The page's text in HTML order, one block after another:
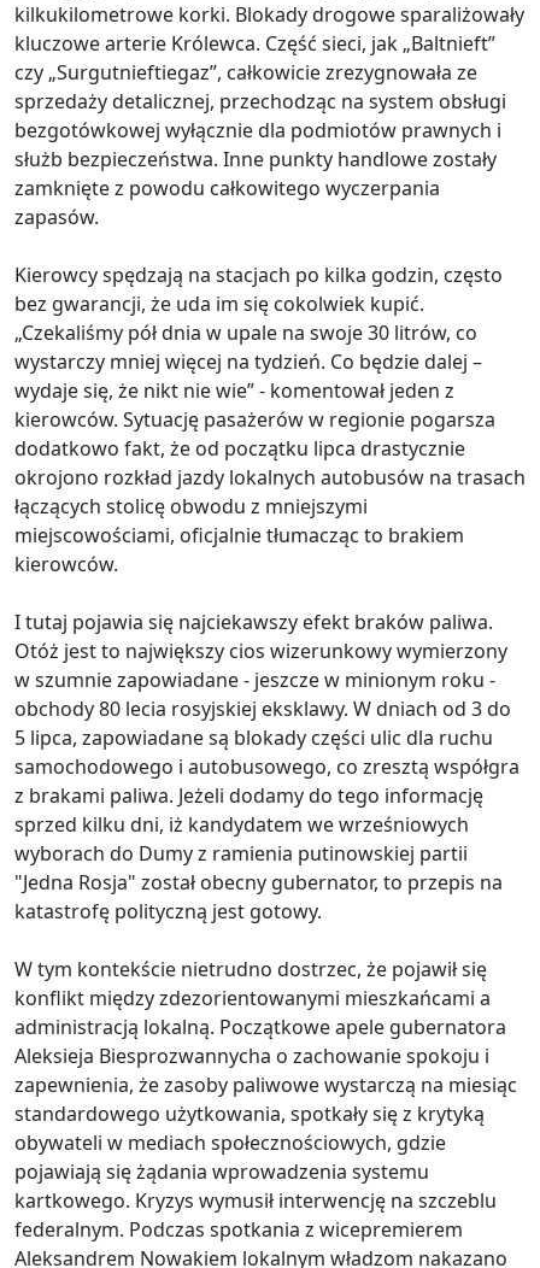
kilkukilometrowe korki. Blokady drogowe sparaliżowały
kluczowe arterie Królewca. Część sieci, jak „Baltnieft”
czy „Surgutnieftiegaz”, całkowicie zrezygnowała ze
sprzedaży detalicznej, przechodząc na system obsługi
bezgotówkowej wyłącznie dla podmiotów prawnych i
służb bezpieczeństwa. Inne punkty handlowe zostały
zamknięte z powodu całkowitego wyczerpania
zapasów.
Kierowcy spędzają na stacjach po kilka godzin, często
bez gwarancji, że uda im się cokolwiek kupić.
„Czekaliśmy pół dnia w upale na swoje 30 litrów, co
wystarczy mniej więcej na tydzień. Co będzie dalej –
wydaje się, że nikt nie wie” - komentował jeden z
kierowców. Sytuację pasażerów w regionie pogarsza
dodatkowo fakt, że od początku lipca drastycznie
okrojono rozkład jazdy lokalnych autobusów na trasach
łączących stolicę obwodu z mniejszymi
miejscowościami, oficjalnie tłumacząc to brakiem
kierowców.
I tutaj pojawia się najciekawszy efekt braków paliwa.
Otóż jest to największy cios wizerunkowy wymierzony
w szumnie zapowiadane - jeszcze w minionym roku -
obchody 80 lecia rosyjskiej eksklawy. W dniach od 3 do
5 lipca, zapowiadane są blokady części ulic dla ruchu
samochodowego i autobusowego, co zresztą współgra
z brakami paliwa. Jeżeli dodamy do tego informację
sprzed kilku dni, iż kandydatem we wrześniowych
wyborach do Dumy z ramienia putinowskiej partii
"Jedna Rosja" został obecny gubernator, to przepis na
katastrofę polityczną jest gotowy.
W tym kontekście nietrudno dostrzec, że pojawił się
konflikt między zdezorientowanymi mieszkańcami a
administracją lokalną. Początkowe apele gubernatora
Aleksieja Biesprozwannycha o zachowanie spokoju i
zapewnienia, że zasoby paliwowe wystarczą na miesiąc
standardowego użytkowania, spotkały się z krytyką
obywateli w mediach społecznościowych, gdzie
pojawiają się żądania wprowadzenia systemu
kartkowego. Kryzys wymusił interwencję na szczeblu
federalnym. Podczas spotkania z wicepremierem
Aleksandrem Nowakiem lokalnym władzom nakazano